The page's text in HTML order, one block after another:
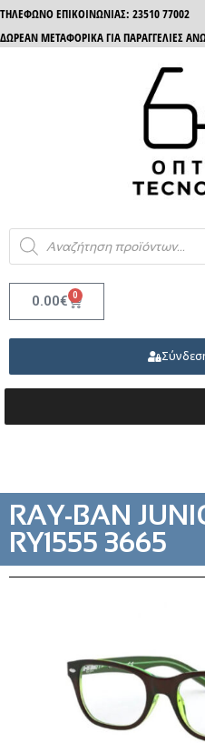
ΤΗΛΈΦΩΝΟ ΕΠΙΚΟΙΝΩΝΊΑΣ: 23510 77002
ΔΩΡΕΑΝ ΜΕΤΑΦΟΡΙΚΑ ΓΙΑ ΠΑΡΑΓΓΕΛΙΕΣ
0.00€ 0
RAY-BAN
RY1555 3665